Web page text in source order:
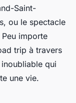
Saint-
ou le spectacle
importe
trip à travers
qui
une vie.